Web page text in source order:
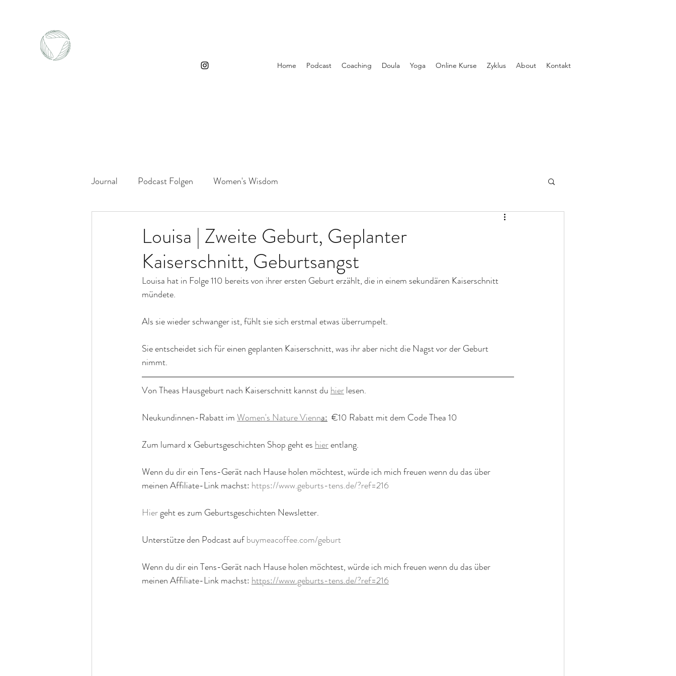
Home Podcast Coaching Doula Yoga Online Kurse Zyklus About Kontakt
Journal Podcast Folgen Women's Wisdom
Louisa | Zweite Geburt, Geplanter
Kaiserschnitt, Geburtsangst
Louisa hat in Folge 110 bereits von ihrer ersten Geburt erzählt, die in einem sekundären Kaiserschnitt
mündete.
Als sie wieder schwanger ist, fühlt sie sich erstmal etwas überrumpelt.
Sie entscheidet sich für einen geplanten Kaiserschnitt, was ihr aber nicht die Nagst vor der Geburt
nimmt.
Von Theas Hausgeburt nach Kaiserschnitt kannst du hier lesen.
Neukundinnen-Rabatt im Women's Nature Vienna:
  €10 Rabatt mit dem Code Thea 10
Zum lumard x Geburtsgeschichten Shop geht es hier entlang.
Wenn du dir ein Tens-Gerät nach Hause holen möchtest, würde ich mich freuen wenn du das über
meinen Affiliate-Link machst: https://www.geburts-tens.de/?ref=216
Hier geht es zum Geburtsgeschichten Newsletter.
Unterstütze den Podcast auf buymeacoffee.com/geburt
Wenn du dir ein Tens-Gerät nach Hause holen möchtest, würde ich mich freuen wenn du das über
meinen Affiliate-Link machst: https://www.geburts-tens.de/?ref=216